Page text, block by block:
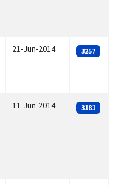
21-Jun-2014 3257
11-Jun-2014 3181